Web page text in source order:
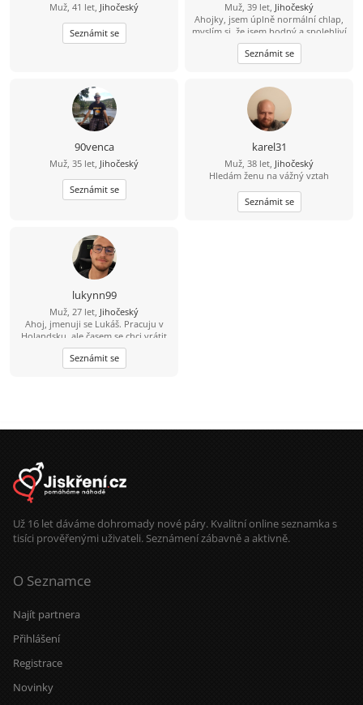
Muž, 41 let, Jihočeský
Seznámit se
Muž, 39 let, Jihočeský
Ahojky, jsem úplně normální chlap,
myslím si, že jsem hodný a spolehliví
a že nezkazím žádnou srandu.
Hledám k sobě partnerku na
společnou a pohodovou cestu
překážkou????
Seznámit se
90venca
Muž, 35 let, Jihočeský
Seznámit se
karel31
Muž, 38 let, Jihočeský
Hledám ženu na vážný vztah
Seznámit se
lukynn99
Muž, 27 let, Jihočeský
Ahoj, jmenuji se Lukáš. Pracuju v
Holandsku, ale časem se chci vrátit
zpátky do Česka a rád bych už
poznal někoho normálního do
života. Jsem spíš člověk do reálného
nehrají. Nehledám dokonalost, spíš
Seznámit se
Už 16 let dáváme dohromady nové páry. Kvalitní online seznamka s
tisíci prověřenými uživateli. Seznámení zábavně a aktivně.
O Seznamce
Najít partnera
Přihlášení
Registrace
Novinky